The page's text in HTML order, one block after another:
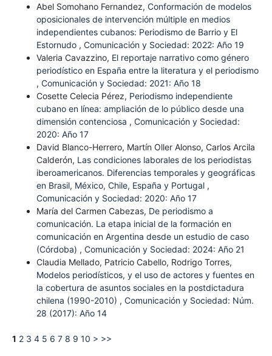
Abel Somohano Fernandez, Conformación de modelos
oposicionales de intervención múltiple en medios
independientes cubanos: Periodismo de Barrio y El
Estornudo , Comunicación y Sociedad: 2022: Año 19
Valeria Cavazzino, El reportaje narrativo como género
periodístico en España entre la literatura y el periodismo
, Comunicación y Sociedad: 2021: Año 18
Cosette Celecia Pérez, Periodismo independiente
cubano en línea: ampliación de lo público desde una
dimensión contenciosa , Comunicación y Sociedad:
2020: Año 17
David Blanco-Herrero, Martín Oller Alonso, Carlos Arcila
Calderón, Las condiciones laborales de los periodistas
iberoamericanos. Diferencias temporales y geográficas
en Brasil, México, Chile, España y Portugal ,
Comunicación y Sociedad: 2020: Año 17
María del Carmen Cabezas, De periodismo a
comunicación. La etapa inicial de la formación en
comunicación en Argentina desde un estudio de caso
(Córdoba) , Comunicación y Sociedad: 2024: Año 21
Claudia Mellado, Patricio Cabello, Rodrigo Torres,
Modelos periodísticos, y el uso de actores y fuentes en
la cobertura de asuntos sociales en la postdictadura
chilena (1990-2010) , Comunicación y Sociedad: Núm.
28 (2017): Año 14
1 2 3 4 5 6 7 8 9 10 > >>